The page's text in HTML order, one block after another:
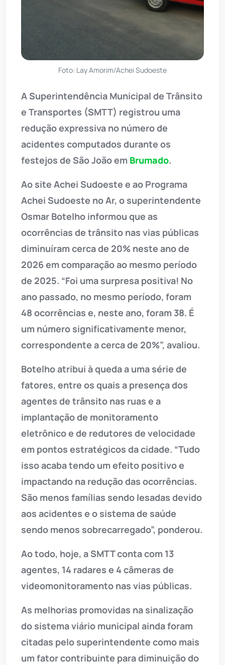
Foto: Lay Amorim/Achei Sudoeste
A Superintendência Municipal de Trânsito
e Transportes (SMTT) registrou uma
redução expressiva no número de
acidentes computados durante os
festejos de São João em Brumado.
Ao site Achei Sudoeste e ao Programa
Achei Sudoeste no Ar, o superintendente
Osmar Botelho informou que as
ocorrências de trânsito nas vias públicas
diminuíram cerca de 20% neste ano de
2026 em comparação ao mesmo período
de 2025. “Foi uma surpresa positiva! No
ano passado, no mesmo período, foram
48 ocorrências e, neste ano, foram 38. É
um número significativamente menor,
correspondente a cerca de 20%”, avaliou.
Botelho atribui à queda a uma série de
fatores, entre os quais a presença dos
agentes de trânsito nas ruas e a
implantação de monitoramento
eletrônico e de redutores de velocidade
em pontos estratégicos da cidade. “Tudo
isso acaba tendo um efeito positivo e
impactando na redução das ocorrências.
São menos famílias sendo lesadas devido
aos acidentes e o sistema de saúde
sendo menos sobrecarregado”, ponderou.
Ao todo, hoje, a SMTT conta com 13
agentes, 14 radares e 4 câmeras de
videomonitoramento nas vias públicas.
As melhorias promovidas na sinalização
do sistema viário municipal ainda foram
citadas pelo superintendente como mais
um fator contribuinte para diminuição do